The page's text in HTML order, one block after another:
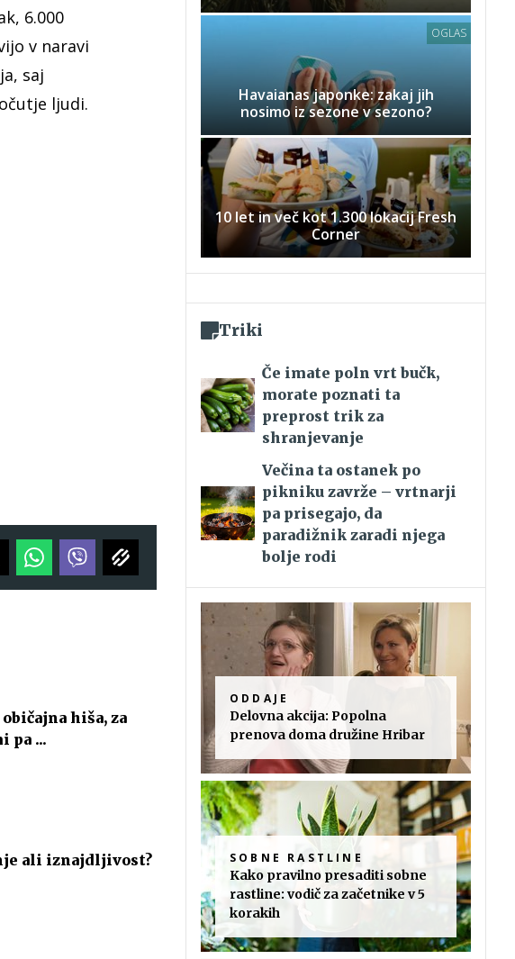
6.000
v naravi
saj
ljudi.
hiša, za
pa ...
ali iznajdljivost?
OGLAS
Havaianas japonke: zakaj jih
nosimo iz sezone v sezono?
10 let in več kot 1.300 lokacij Fresh
Corner
Triki
Če imate poln vrt bučk,
morate poznati ta
preprost trik za
shranjevanje
Večina ta ostanek po
pikniku zavrže – vrtnarji
pa prisegajo, da
paradižnik zaradi njega
bolje rodi
ODDAJE
Delovna akcija: Popolna
prenova doma družine Hribar
SOBNE RASTLINE
Kako pravilno presaditi sobne
rastline: vodič za začetnike v 5
korakih